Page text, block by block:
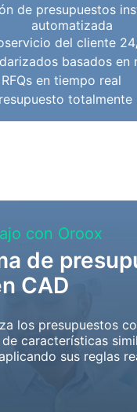
de presupuestos
automatizada
del cliente
basados en
en tiempo real
totalmente
con Oroox
de
CAD
los presupuestos
características
sus reglas